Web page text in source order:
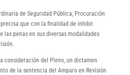
de Seguridad Pública, Procuración
que con la finalidad de inhibir
las penas en sus diversas modalidades
consideración del Pleno, un dictamen
de la sentencia del Amparo en Revisión